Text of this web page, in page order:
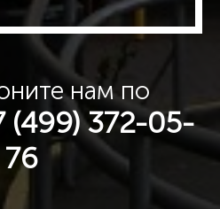
нам по
(499) 372-05-
76